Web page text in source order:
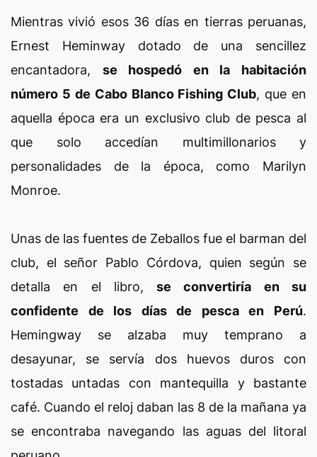
Mientras vivió esos 36 días en tierras peruanas,
Ernest Heminway dotado de una sencillez
encantadora, se hospedó en la habitación
número 5 de Cabo Blanco Fishing Club, que en
aquella época era un exclusivo club de pesca al
que solo accedían multimillonarios y
personalidades de la época, como Marilyn
Monroe.
Unas de las fuentes de Zeballos fue el barman del
club, el señor Pablo Córdova, quien según se
detalla en el libro,se convertiría en su
confidente de los días de pesca en Perú.
Hemingway se alzaba muy temprano a
desayunar, se servía dos huevos duros con
tostadas untadas con mantequilla y bastante
café. Cuando el reloj daban las 8 de la mañana ya
se encontraba navegando las aguas del litoral